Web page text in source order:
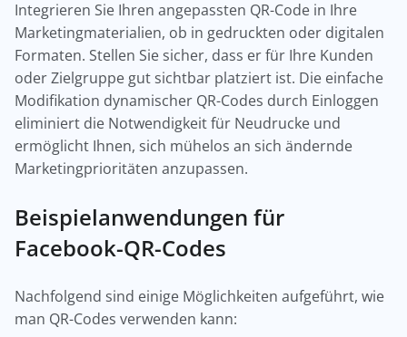
Integrieren Sie Ihren angepassten QR-Code in Ihre
Marketingmaterialien, ob in gedruckten oder digitalen
Formaten. Stellen Sie sicher, dass er für Ihre Kunden
oder Zielgruppe gut sichtbar platziert ist. Die einfache
Modifikation dynamischer QR-Codes durch Einloggen
eliminiert die Notwendigkeit für Neudrucke und
ermöglicht Ihnen, sich mühelos an sich ändernde
Marketingprioritäten anzupassen.
Beispielanwendungen für
Facebook-QR-Codes
Nachfolgend sind einige Möglichkeiten aufgeführt, wie
man QR-Codes verwenden kann: